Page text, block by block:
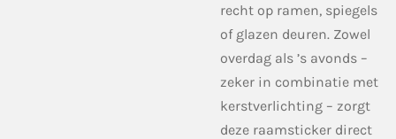
recht op ramen, spiegels
of glazen deuren. Zowel
overdag als ’s avonds –
zeker in combinatie met
kerstverlichting – zorgt
deze raamsticker direct